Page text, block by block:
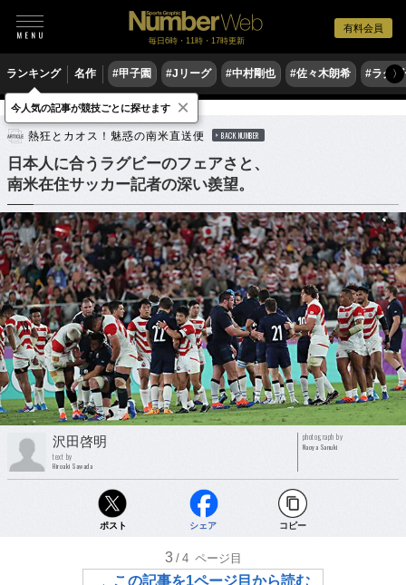
有料会員
毎日6時・11時・17時更新
ランキング 名作 #甲子園 #Jリーグ #中村剛也 #佐々木朗希 #ラグ〉
ラグビー ラグビー日本代表
熱狂とカオス！魅惑の南米直送便 BACK NUMBER
日本人に合うラグビーのフェアさと、
南米在住サッカー記者の深い羨望。
沢田啓明
text by
Hiroaki Sawada
photograph by
Naoya Sanuki
ポスト シェア コピー
3 /4 ページ目
この記事を1ページ目から読む
今人気の記事が競技ごとに探せます ×